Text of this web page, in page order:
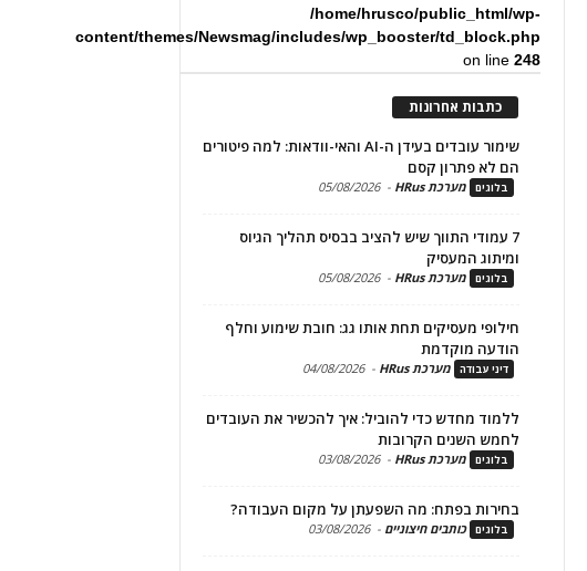
/home/hrusco/public_html/wp-
content/themes/Newsmag/includes/wp_booster/td_block.php
on line248
כתבות אחרונות
שימור עובדים בעידן ה-AI והאי-וודאות: למה פיטורים
הם לא פתרון קסם
בלוגים מערכת HRus -
05/08/2026
7 עמודי התווך שיש להציב בבסיס תהליך הגיוס
ומיתוג המעסיק
בלוגים מערכת HRus -
05/08/2026
חילופי מעסיקים תחת אותו גג: חובת שימוע וחלף
הודעה מוקדמת
דיני עבודה מערכת HRus -
04/08/2026
ללמוד מחדש כדי להוביל: איך להכשיר את העובדים
לחמש השנים הקרובות
בלוגים מערכת HRus -
03/08/2026
בחירות בפתח: מה השפעתן על מקום העבודה?
בלוגים כותבים חיצוניים -
03/08/2026